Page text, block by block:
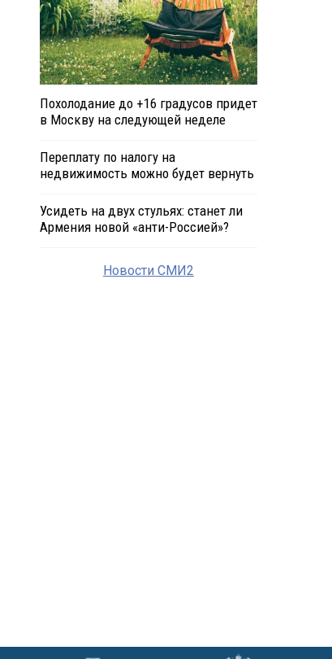
Похолодание до +16 градусов придет
в Москву на следующей неделе
Переплату по налогу на
недвижимость можно будет вернуть
Усидеть на двух стульях: станет ли
Армения новой «анти-Россией»?
Новости СМИ2